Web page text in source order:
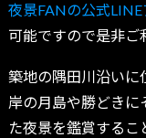
夜景FANの公式LINE
可能ですので是非ご
築地の隅田川沿いに
岸の月島や勝どきに
た夜景を鑑賞するこ